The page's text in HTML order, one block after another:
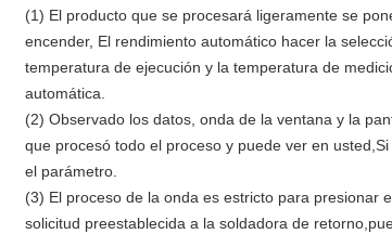
(1) El producto que se procesará ligeramente se
encender, El rendimiento automático hacer la
temperatura de ejecución y la temperatura de
automática.
(2) Observado los datos, onda de la ventana y la
que procesó todo el proceso y puede ver en
el parámetro.
(3) El proceso de la onda es estricto para presionar
solicitud preestablecida a la soldadora de